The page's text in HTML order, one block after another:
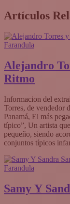
Artículos
Farandula
Alejandro
Ritmo
Informacion del
Torres, de vendedor
Panamá, El más
típico”, Un artista
pequeño, siendo
conjuntos típicos
Farandula
Samy Y